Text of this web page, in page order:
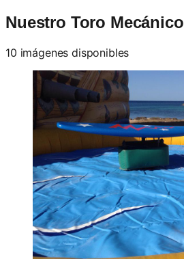
Nuestro Toro Mecánico
10 imágenes disponibles